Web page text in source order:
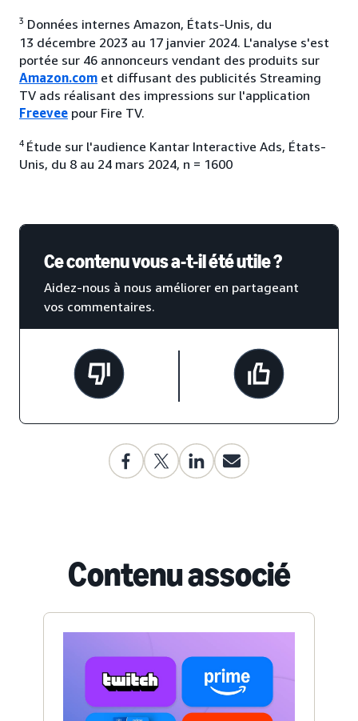
3 Données internes Amazon, États-Unis, du
13 décembre 2023 au 17 janvier 2024. L'analyse s'est
portée sur 46 annonceurs vendant des produits sur
Amazon.com et diffusant des publicités Streaming
TV ads réalisant des impressions sur l'application
Freevee pour Fire TV.
4 Étude sur l'audience Kantar Interactive Ads, États-
Unis, du 8 au 24 mars 2024, n = 1600
Ce contenu vous a-t-il été utile ?
Aidez-nous à nous améliorer en partageant
vos commentaires.
Contenu associé